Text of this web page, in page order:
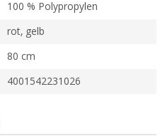
100 % Polypropylen
rot, gelb
80 cm
4001542231026